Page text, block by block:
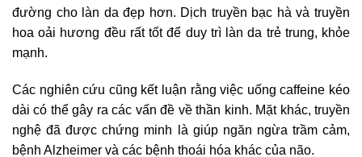
đường cho làn da đẹp hơn. Dịch truyền bạc hà và truyền
hoa oải hương đều rất tốt để duy trì làn da trẻ trung, khỏe
mạnh.
Các nghiên cứu cũng kết luận rằng việc uống caffeine kéo
dài có thể gây ra các vấn đề về thần kinh. Mặt khác, truyền
nghệ đã được chứng minh là giúp ngăn ngừa trầm cảm,
bệnh Alzheimer và các bệnh thoái hóa khác của não.